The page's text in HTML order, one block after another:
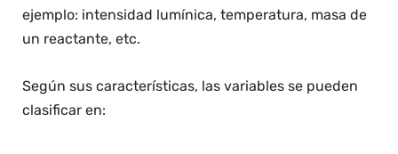
ejemplo: intensidad lumínica, temperatura, masa de
un reactante, etc.
Según sus características, las variables se pueden
clasificar en: